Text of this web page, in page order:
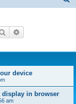
Szukaj
device
in browser
am